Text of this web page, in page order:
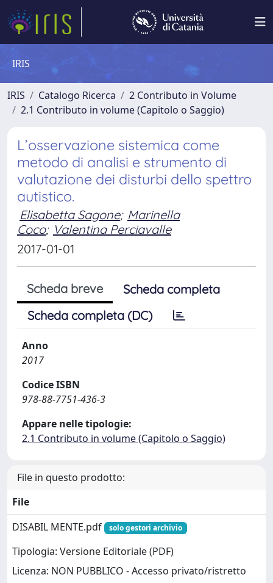
IRIS
IRIS Catalogo Ricerca
2 Contributo in Volume
2.1 Contributo in volume (Capitolo o Saggio)
L’osservazione sistemica come
metodo di analisi e strumento di
valutazione dei disturbi dello spettro
autistico.
Elisabetta Sagone; Marinella
Coco; Valentina Perciavalle
2017-01-01
Scheda breve
Scheda completa
Scheda completa (DC)
Anno
2017
Codice ISBN
978-88-7751-436-3
Appare nelle tipologie:
2.1 Contributo in volume (Capitolo o Saggio)
File in questo prodotto:
File
DISABIL MENTE.pdf
solo gestori archivio
Tipologia: Versione Editoriale (PDF)
Licenza: NON PUBBLICO - Accesso privato/ristretto